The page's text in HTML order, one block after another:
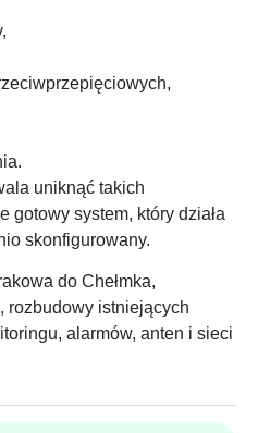
uniknąć takich
gotowy system, który działa
skonfigurowany.
do Chełmka,
rozbudowy istniejących
alarmów, anten i sieci